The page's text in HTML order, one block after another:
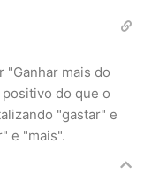
"Ganhar mais do
do que o
"gastar" e
e "mais".